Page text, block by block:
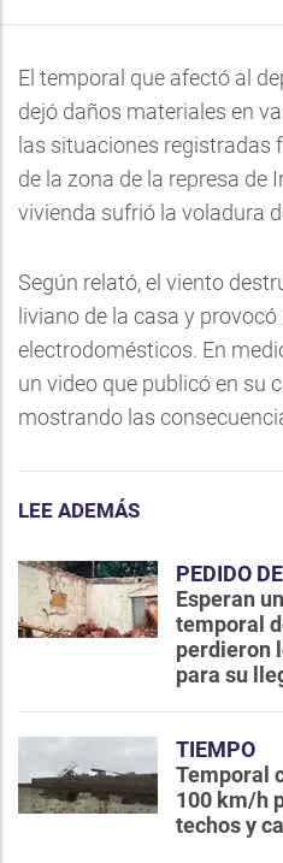
El temporal que afectó al
dejó daños materiales en
las situaciones registradas
de la zona de la represa de
vivienda sufrió la voladura
Según relató, el viento
liviano de la casa y
electrodomésticos. En
un video que publicó en su
mostrando las
LEE ADEMÁS
PEDIDO
Esperan
temporal
perdieron
para su
TIEMPO
Temporal
100 km/h
techos y